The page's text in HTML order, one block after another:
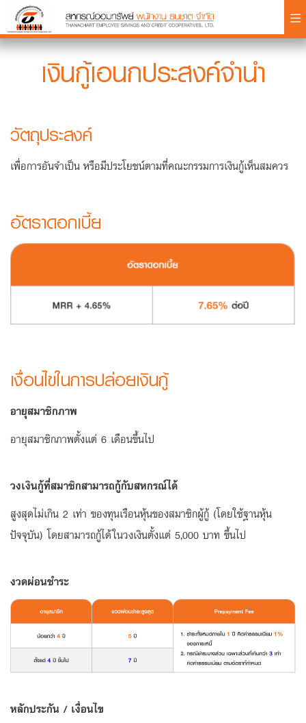
×
เงินกู้เอนกประสงค์จำนำ
วัตถุประสงค์
เพื่อการอันจำเป็น หรือมีประโยชน์ตามที่คณะกรรมการเงินกู้เห็นสมควร
อัตราดอกเบี้ย
เงื่อนไขในการปล่อยเงินกู้
อายุสมาชิกภาพ
อายุสมาชิกภาพตั้งแต่ 6 เดือนขึ้นไป
วงเงินกู้ที่สมาชิกสามารถกู้กับสหกรณ์ได้
สูงสุดไม่เกิน 2 เท่า ของทุนเรือนหุ้นของสมาชิกผู้กู้ (โดยใช้ฐานหุ้น
ปัจจุบัน) โดยสามารถกู้ได้ในวงเงินตั้งแต่ 5,000 บาท ขึ้นไป
งวดผ่อนชำระ
หลักประกัน / เงื่อนไข